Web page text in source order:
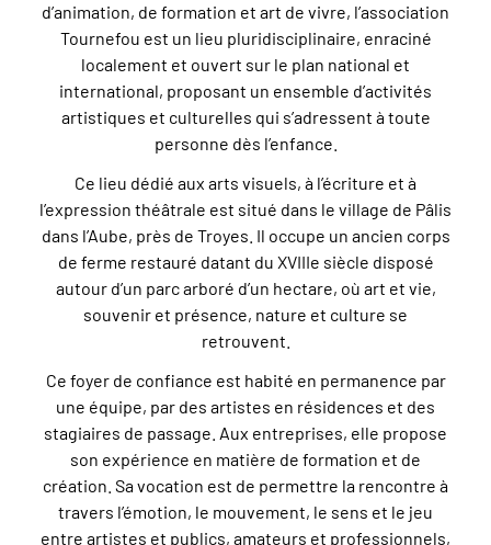
d’animation, de formation et art de vivre, l’association
Tournefou est un lieu pluridisciplinaire, enraciné
localement et ouvert sur le plan national et
international, proposant un ensemble d’activités
artistiques et culturelles qui s’adressent à toute
personne dès l’enfance.
Ce lieu dédié aux arts visuels, à l’écriture et à
l’expression théâtrale est situé dans le village de Pâlis
dans l’Aube, près de Troyes. Il occupe un ancien corps
de ferme restauré datant du XVIIIe siècle disposé
autour d’un parc arboré d’un hectare, où art et vie,
souvenir et présence, nature et culture se
retrouvent.
Ce foyer de confiance est habité en permanence par
une équipe, par des artistes en résidences et des
stagiaires de passage. Aux entreprises, elle propose
son expérience en matière de formation et de
création. Sa vocation est de permettre la rencontre à
travers l’émotion, le mouvement, le sens et le jeu
entre artistes et publics, amateurs et professionnels,